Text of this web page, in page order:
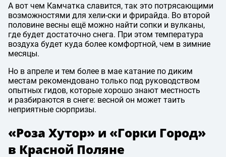
А вот чем Камчатка славится, так это потрясающими
возможностями для хели-ски и фрирайда. Во второй
половине весны ещё можно найти сопки и вулканы,
где будет достаточно снега. При этом температура
воздуха будет куда более комфортной, чем в зимние
месяцы.
Но в апреле и тем более в мае катание по диким
местам рекомендовано только под руководством
опытных гидов, которые хорошо знают местность
и разбираются в снеге: весной он может таить
неприятные сюрпризы.
«Роза Хутор» и «Горки Город»
в Красной Поляне